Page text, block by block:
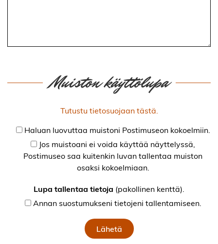
Muiston käyttölupa
Tutustu tietosuojaan tästä.
Haluan luovuttaa muistoni Postimuseon kokoelmiin.
Jos muistoani ei voida käyttää näyttelyssä,
Postimuseo saa kuitenkin luvan tallentaa muiston
osaksi kokoelmiaan.
Lupa tallentaa tietoja (pakollinen kenttä).
Annan suostumukseni tietojeni tallentamiseen.